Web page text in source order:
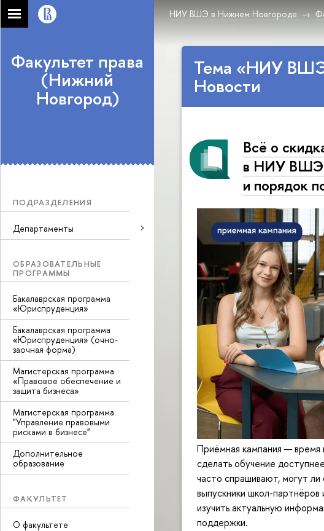
НИУ ВШЭ в Нижнем Новгороде
Факультет права
(Нижний
Новгород)
ПОДРАЗДЕЛЕНИЯ
Департаменты
ОБРАЗОВАТЕЛЬНЫЕ
ПРОГРАММЫ
Бакалаврская программа
«Юриспруденция»
Бакалаврская программа
«Юриспруденция» (очно-
заочная форма)
Магистерская программа
«Правовое обеспечение и
защита бизнеса»
Магистерская программа
"Управление правовыми
рисками в бизнесе"
Дополнительное
образование
ФАКУЛЬТЕТ
О факультете
Тема «НИУ
Новости
Всё о
в НИУ ВШЭ
и порядок
Приёмная кампания — время
сделать обучение
часто спрашивают, могут ли
выпускники школ-
изучить актуальную
поддержки.